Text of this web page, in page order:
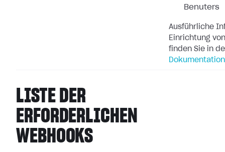
Benuters
Ausführliche
Einrichtung
finden Sie in
Dokumentation
LISTE DER
ERFORDERLICHEN
WEBHOOKS